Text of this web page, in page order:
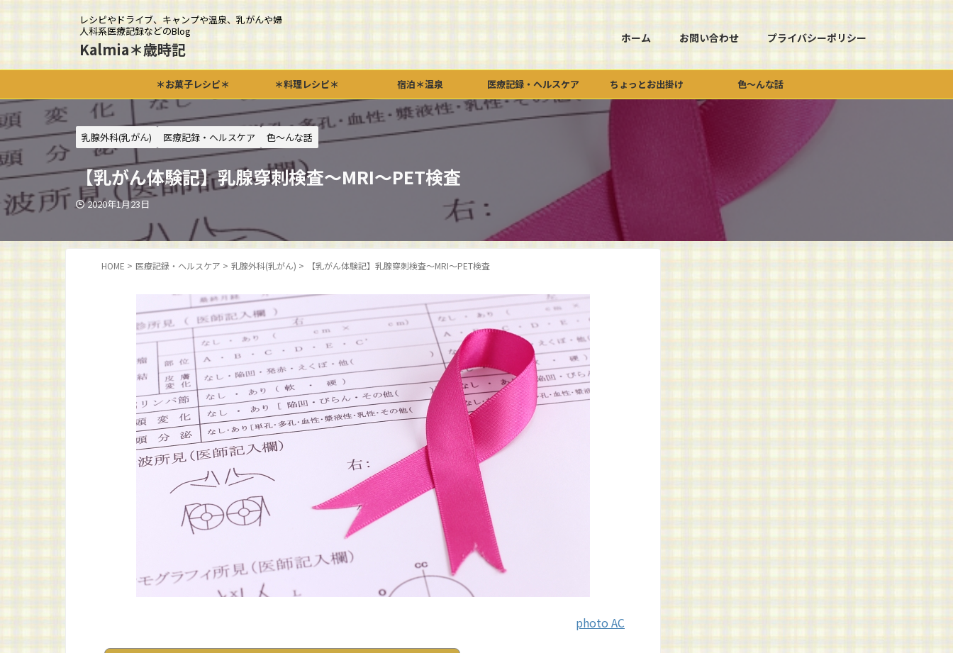
レシピやドライブ、キャンプや温泉、乳がんや婦
人科系医療記録などのBlog
Kalmia＊歳時記
ホーム お問い合わせ プライバシーポリシー
＊お菓子レシピ＊ ＊料理レシピ＊ 宿泊＊温泉 医療記録・ヘルスケア ちょっとお出掛け 色～んな話
乳腺外科(乳がん) 医療記録・ヘルスケア 色～んな話
【乳がん体験記】乳腺穿刺検査～MRI～PET検査
2020年1月23日
HOME > 医療記録・ヘルスケア > 乳腺外科(乳がん) > 【乳がん体験記】乳腺穿刺検査～MRI～PET検査
photo AC